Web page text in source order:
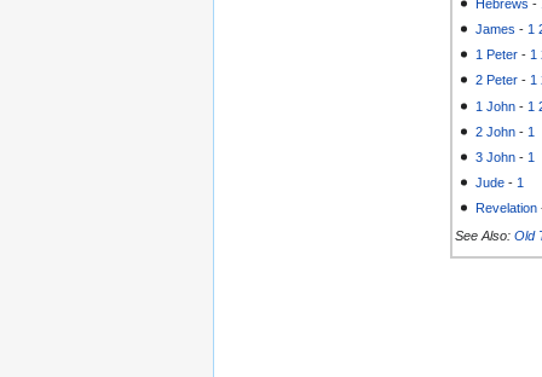
Hebrews -
James - 1
1 Peter - 1
2 Peter -1
1 John - 1
2 John - 1
3 John - 1
Jude - 1
Revelation
See Also: Old